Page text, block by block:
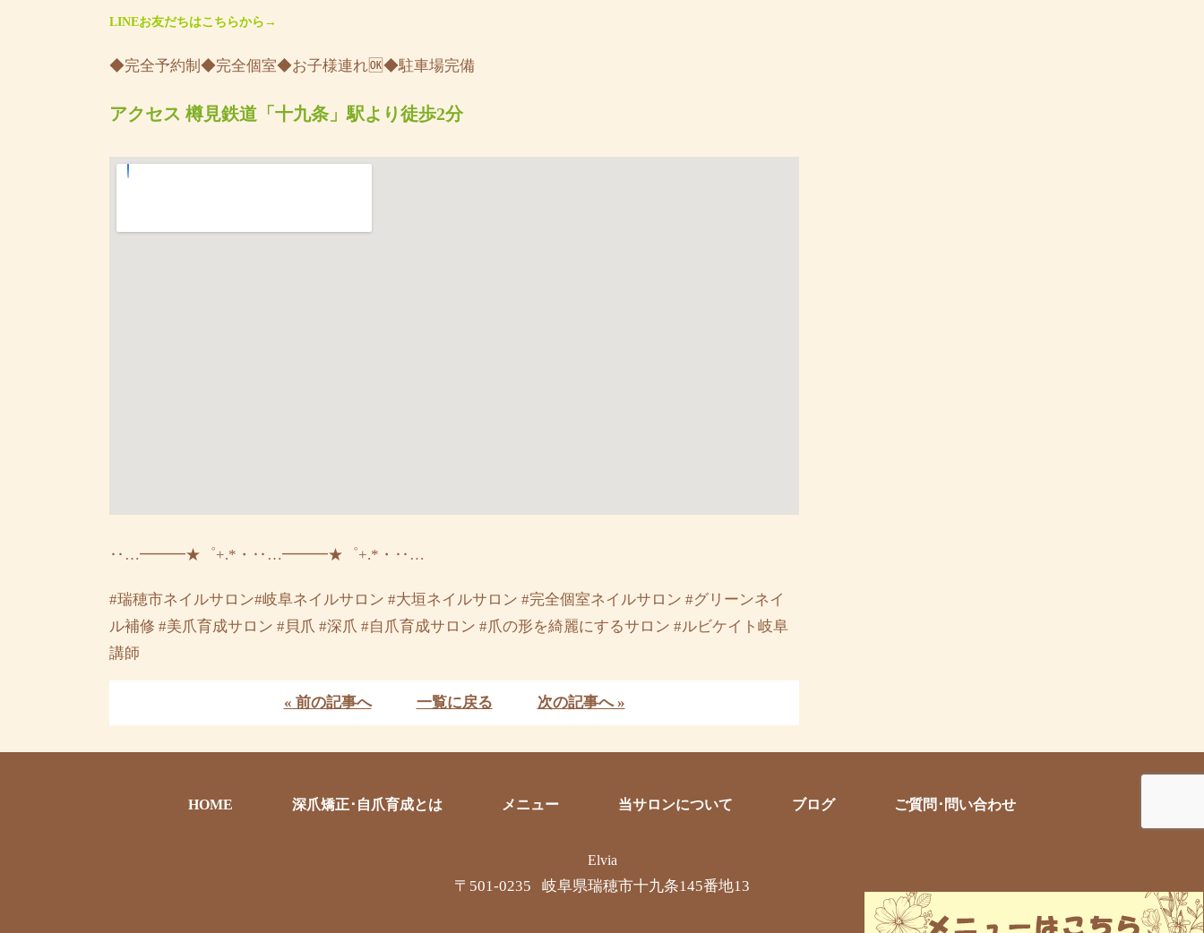
LINEお友だちはこちらから→
◆完全予約制◆完全個室◆お子様連れ🆗◆駐車場完備
アクセス 樽見鉄道「十九条」駅より徒歩2分
‥…━━━★゜+.*・‥…━━━★゜+.*・‥…
#瑞穂市ネイルサロン#岐阜ネイルサロン #大垣ネイルサロン #完全個室ネイルサロン #グリーンネイ
ル補修 #美爪育成サロン #貝爪 #深爪 #自爪育成サロン #爪の形を綺麗にするサロン #ルビケイト岐阜
講師
« 前の記事へ 一覧に戻る 次の記事へ »
HOME 深爪矯正･自爪育成とは メニュー 当サロンについて ブログ ご質問･問い合わせ
Elvia
〒501-0235 岐阜県瑞穂市十九条145番地13